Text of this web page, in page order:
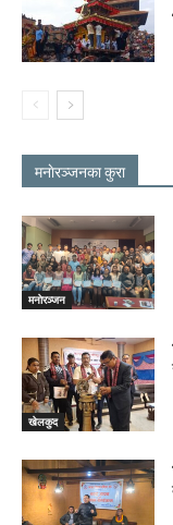
मनाेरञ्जनका कुरा
मनाेरञ्जन
खेलकुद